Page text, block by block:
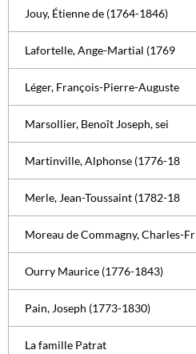
Jouy, Étienne de (1764-1846)
Lafortelle, Ange-Martial (1769
Léger, François-Pierre-Auguste
Marsollier, Benoît Joseph, sei
Martinville, Alphonse (1776-18
Merle, Jean-Toussaint (1782-18
Moreau de Commagny, Charles-Fr
Ourry Maurice (1776-1843)
Pain, Joseph (1773-1830)
La famille Patrat